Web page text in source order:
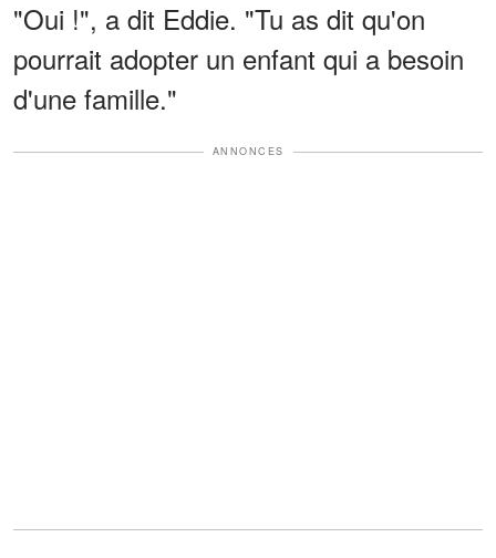
"Oui !", a dit Eddie. "Tu as dit qu'on
pourrait adopter un enfant qui a besoin
d'une famille."
ANNONCES